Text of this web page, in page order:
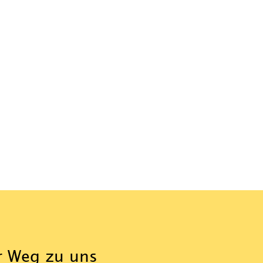
Weg zu uns